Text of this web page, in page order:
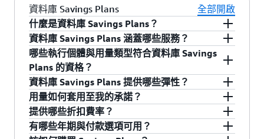
吉尼亞北部的 M5 用量)。這會自動降低您在該
區域中所選執行個體系列的成本，而無須考慮
可用區域、大小、作業系統或租用。藉助 EC2
Instance Savings Plans，您可以靈活地變更該
區域系列中執行個體間的用量。例如，您可以
從執行 Windows 的 c5.xlarge 移轉至執行
Linux 的 c5.2xlarge，並自動受益於 Savings
Plans 價格。
在用量改變時亦然。這項服務可讓您靈活地使用
最適合您需求的運算選項且可持續節省成本，而
且這一切都不需要進行交換或進行修改。
Compute Savings Plans 可節省高達 66％ 的費用
(如同可轉換 RI 一樣)，可自動降低任何 EC2 執行
個體用量的成本，而不受區域、執行個體系列、
大小、作業系統、租用，甚至 AWS Fargate 和
AWS Lambda 的影響。EC2 Instance Savings
Plans 可節省高達 72％ 的費用 (如同標準 RI 一
以使用 隨需容量保留來預留容量，並使用 Savings
Plans 以較低的價格支付費用。
是。您可以繼續購買 RI，以保持與現有成本管理
流程的相容性，並且您的 RI 將配合 Savings
Plans，以減少總體帳單。然而，隨著您的 RI 到
期，我們建議您註冊 Savings Plans，因為它們提
供的節省與 RI 相同，但具有更大的靈活性。
資料庫 Savings Plans
全部開啟
什麼是資料庫 Savings Plans？
資料庫 Savings Plans 是彈性定價模式，只要您承
諾在 1 年期內達到特定用量 (以每小時美元金額計
算)，即可享有 AWS 資料庫服務的節省優惠。
資料庫 Savings Plans 涵蓋哪些服務？
資料庫 Savings Plans 的涵蓋範圍包括 Amazon
Aurora、Amazon RDS、Amazon DynamoDB、
Amazon ElastiCache、Amazon DocumentDB
(with MongoDB compatibility)、Amazon
Neptune、Amazon Keyspaces (適用於 Apache
Cassandra)、Amazon Timestream 以及 AWS
哪些執行個體與用量類型符合資料庫 Savings
Plans 的資格？
資料庫 Savings Plans 涵蓋所有符合資格服務中的
第 7 代及更新版本的執行個體。涵蓋範圍僅限於
ElastiCache 的 Valkey 執行個體與 Timestream 的
InfluxDB 執行個體。資料庫 Savings Plans 亦涵蓋
資料庫 Savings Plans 提供哪些彈性？
資料庫 Savings Plans 針對承諾的使用方式提供廣
泛彈性。您可在所涵蓋的資料庫服務間移動用
量、切換符合資格的執行個體類型與大小、在支
用量如何套用至我的承諾？
您的資料庫 Savings Plans 承諾會自動以折扣費率
套用至您的用量。超出承諾的任何用量將按隨需
提供哪些折扣費率？
透過資料庫 Savings Plans，您可節省高達 35% 的
有哪些年期與付款選項可用？